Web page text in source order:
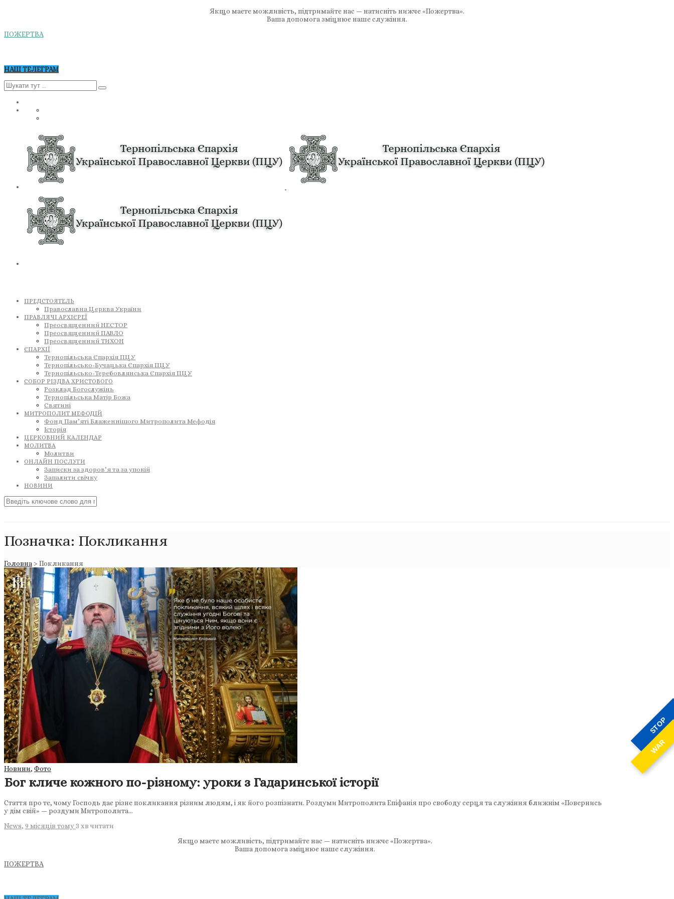
STOP
WAR
Якщо маєте можливість, підтримайте нас — натисніть нижче «Пожертва».
Ваша допомога зміцнює наше служіння.
ПОЖЕРТВА
НАШ ТЕЛЕГРАМ
ПРЕДСТОЯТЕЛЬ
Православна Церква України
ПРАВЛЯЧІ АРХІЄРЕЇ
Преосвященний НЕСТОР
Преосвященний ПАВЛО
Преосвященний ТИХОН
ЄПАРХІЇ
Тернопільська Єпархія ПЦУ
Тернопільсько-Бучацька Єпархія ПЦУ
Тернопільсько-Теребовлянська Єпархія ПЦУ
СОБОР РІЗДВА ХРИСТОВОГО
Розклад Богослужінь
Тернопільська Матір Божа
Святині
МИТРОПОЛИТ МЕФОДІЙ
Фонд Пам’яті Блаженнішого Митрополита Мефодія
Історія
ЦЕРКОВНИЙ КАЛЕНДАР
МОЛИТВА
Молитви
ОНЛАЙН ПОСЛУГИ
Записки за здоров’я та за упокій
Запалити свічку
НОВИНИ
Позначка: Покликання
Головна > Покликання
Новини, Фото
Бог кличе кожного по-різному: уроки з Гадаринської історії
Стаття про те, чому Господь дає різне покликання різним людям, і як його розпізнати. Роздуми Митрополита Епіфанія про свободу серця та служіння ближнім «Повернись
у дім свій» — роздуми Митрополита…
News, 9 місяців тому3 хв читати
Якщо маєте можливість, підтримайте нас — натисніть нижче «Пожертва».
Ваша допомога зміцнює наше служіння.
ПОЖЕРТВА